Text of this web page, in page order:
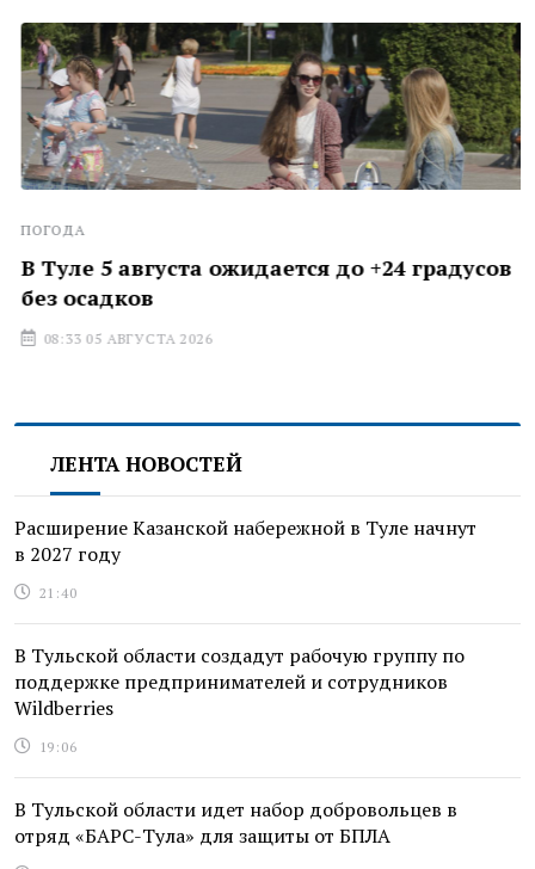
ПОГОДА
В Туле 5 августа ожидается до +24 градусов
без осадков
08:33 05 АВГУСТА 2026
ЛЕНТА НОВОСТЕЙ
Расширение Казанской набережной в Туле начнут
в 2027 году
21:40
В Тульской области создадут рабочую группу по
поддержке предпринимателей и сотрудников
Wildberries
19:06
В Тульской области идет набор добровольцев в
отряд «БАРС-Тула» для защиты от БПЛА